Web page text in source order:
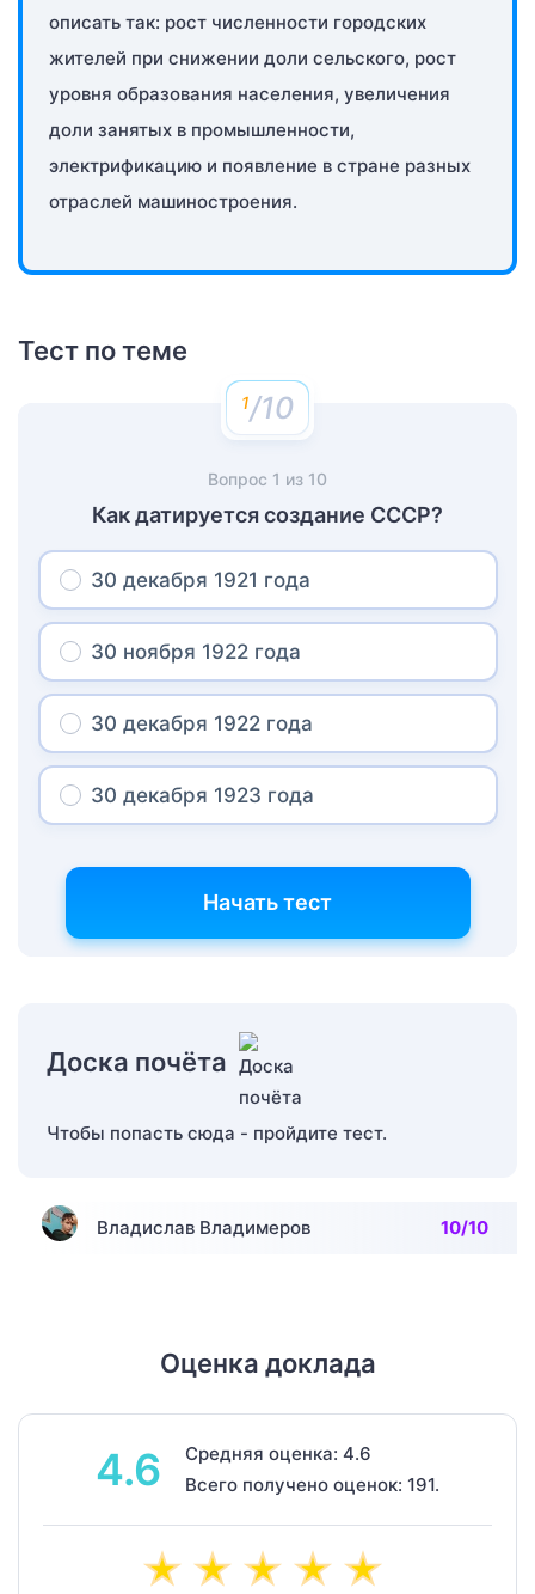
описать так: рост численности городских
жителей при снижении доли сельского, рост
уровня образования населения, увеличения
доли занятых в промышленности,
электрификацию и появление в стране разных
отраслей машиностроения.
Тест по теме
/10
Вопрос 1 из 10
Как датируется создание СССР?
30 декабря 1921 года
30 ноября 1922 года
30 декабря 1922 года
30 декабря 1923 года
Начать тест
Доска почёта
Чтобы попасть сюда - пройдите тест.
Владислав Владимеров 10/10
Оценка доклада
4.6
Средняя оценка: 4.6
Всего получено оценок: 191.